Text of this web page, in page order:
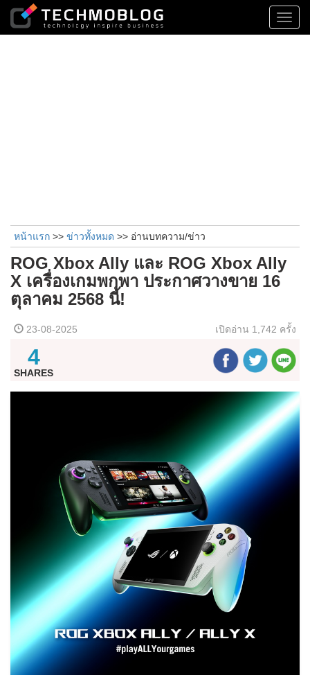
หน้าแรก >> ข่าวทั้งหมด >> อ่านบทความ/ข่าว
ROG Xbox Ally และ ROG Xbox Ally
X เครื่องเกมพกพา ประกาศวางขาย 16
ตุลาคม 2568 นี้!
23-08-2025 เปิดอ่าน 1,742 ครั้ง
4
SHARES